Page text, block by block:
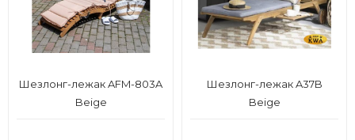
Шезлонг-лежак AFM-803A
Beige
Шезлонг-лежак A37B
Beige